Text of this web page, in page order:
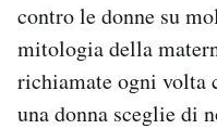
contro le donne su
mitologia della
richiamate ogni volta
una donna sceglie di